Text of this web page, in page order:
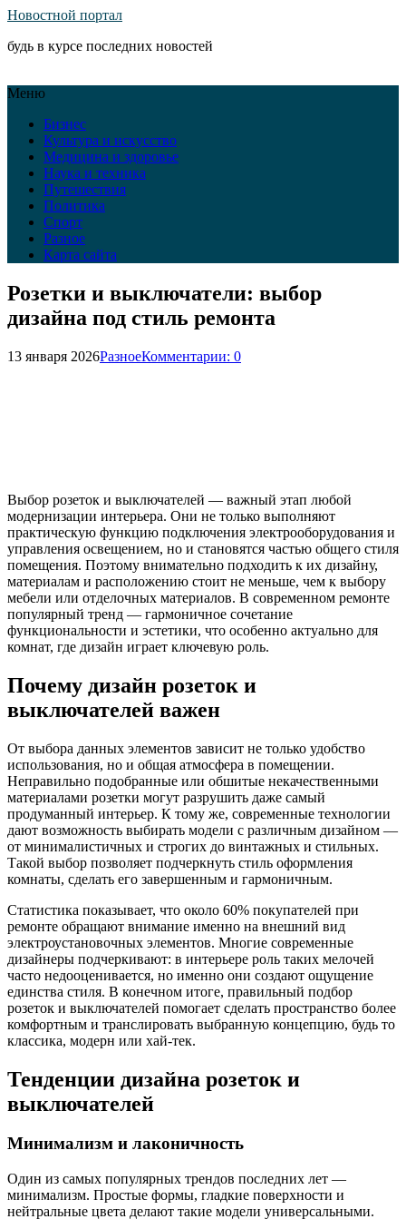
Новостной портал
будь в курсе последних новостей
Меню
Бизнес
Культура и искусство
Медицина и здоровье
Наука и техника
Путешествия
Политика
Спорт
Разное
Карта сайта
Розетки и выключатели: выбор
дизайна под стиль ремонта
13 января 2026РазноеКомментарии: 0
Выбор розеток и выключателей — важный этап любой
модернизации интерьера. Они не только выполняют
практическую функцию подключения электрооборудования и
управления освещением, но и становятся частью общего стиля
помещения. Поэтому внимательно подходить к их дизайну,
материалам и расположению стоит не меньше, чем к выбору
мебели или отделочных материалов. В современном ремонте
популярный тренд — гармоничное сочетание
функциональности и эстетики, что особенно актуально для
комнат, где дизайн играет ключевую роль.
Почему дизайн розеток и
выключателей важен
От выбора данных элементов зависит не только удобство
использования, но и общая атмосфера в помещении.
Неправильно подобранные или обшитые некачественными
материалами розетки могут разрушить даже самый
продуманный интерьер. К тому же, современные технологии
дают возможность выбирать модели с различным дизайном —
от минималистичных и строгих до винтажных и стильных.
Такой выбор позволяет подчеркнуть стиль оформления
комнаты, сделать его завершенным и гармоничным.
Статистика показывает, что около 60% покупателей при
ремонте обращают внимание именно на внешний вид
электроустановочных элементов. Многие современные
дизайнеры подчеркивают: в интерьере роль таких мелочей
часто недооценивается, но именно они создают ощущение
единства стиля. В конечном итоге, правильный подбор
розеток и выключателей помогает сделать пространство более
комфортным и транслировать выбранную концепцию, будь то
классика, модерн или хай-тек.
Тенденции дизайна розеток и
выключателей
Минимализм и лаконичность
Один из самых популярных трендов последних лет —
минимализм. Простые формы, гладкие поверхности и
нейтральные цвета делают такие модели универсальными.